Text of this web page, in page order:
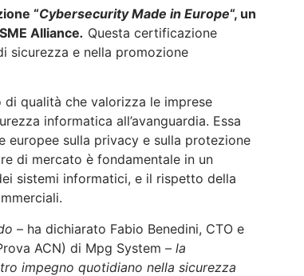
“Cybersecurity Made in Europe“, un
Alliance. Questa certificazione
sicurezza e nella promozione
di qualità che valorizza le imprese
informatica all’avanguardia. Essa
sulla privacy e sulla protezione
di mercato è fondamentale in un
sistemi informatici, e il rispetto della
– ha dichiarato Fabio Benedini, CTO e
ACN) di Mpg System – la
impegno quotidiano nella sicurezza